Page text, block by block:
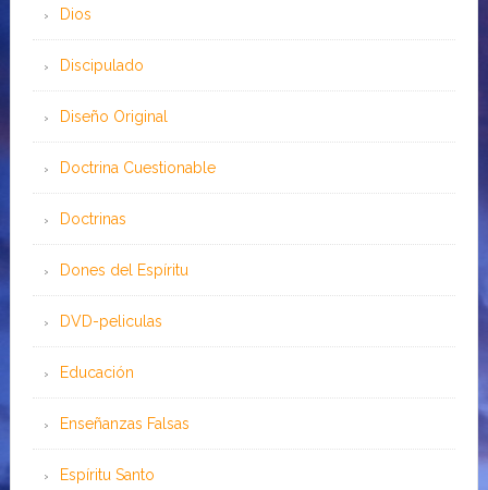
Dios
Discipulado
Diseño Original
Doctrina Cuestionable
Doctrinas
Dones del Espíritu
DVD-peliculas
Educación
Enseñanzas Falsas
Espíritu Santo